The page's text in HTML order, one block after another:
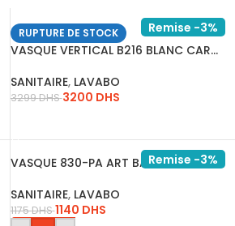
Remise -3%
RUPTURE DE STOCK
VASQUE VERTICAL B216 BLANC CAR…
SANITAIRE, LAVABO
3299DHS3200 DHS
Remise -3%
VASQUE 830-PA ART BASIN 400*40…
SANITAIRE, LAVABO
1175DHS1140 DHS